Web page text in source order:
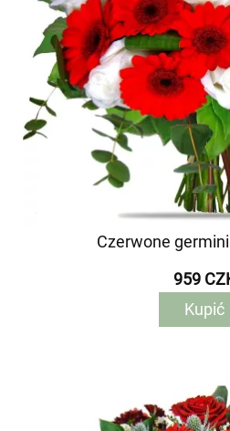
Czerwone germini
959
Kupić